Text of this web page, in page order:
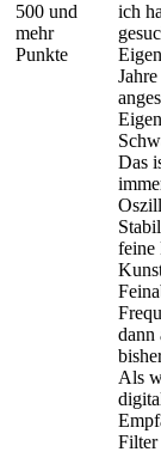
500 und
mehr
Punkte
ich
Das
feine
dann
Als
Filter